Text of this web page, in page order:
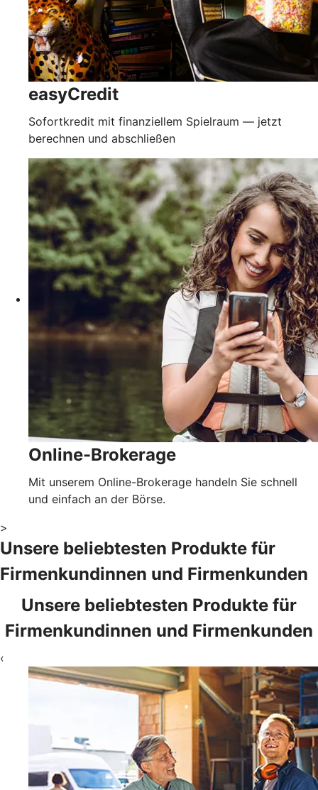
easyCredit
Sofortkredit mit finanziellem Spielraum — jetzt
berechnen und abschließen
Online-Brokerage
Mit unserem Online-Brokerage handeln Sie schnell
und einfach an der Börse.
>
Unsere beliebtesten Produkte für
Firmenkundinnen und Firmenkunden
Unsere beliebtesten Produkte für
Firmenkundinnen und Firmenkunden
‹